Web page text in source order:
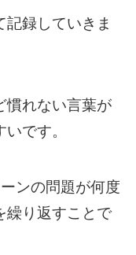
記録していきま
慣れない言葉が
です。
ンの問題が何度
繰り返すことで